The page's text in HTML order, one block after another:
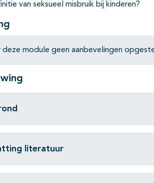
van seksueel misbruik bij kinderen?
deze module geen aanbevelingen
literatuur